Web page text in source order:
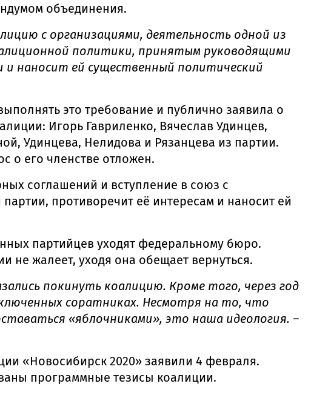
объединения.
с организациями, деятельность одной из
политики, принятым руководящими
наносит ей существенный политический
это требование и публично заявила о
Игорь Гавриленко, Вячеслав Удинцев,
Удинцева, Нелидова и Рязанцева из партии.
о его членстве отложен.
соглашений и вступление в союз с
противоречит её интересам и наносит ей
партийцев уходят федеральному бюро.
не жалеет, уходя она обещает вернуться.
покинуть коалицию. Кроме того, через год
соратниках. Несмотря на то, что
«яблочниками», это наша идеология. –
«Новосибирск 2020» заявили 4 февраля.
программные тезисы коалиции.